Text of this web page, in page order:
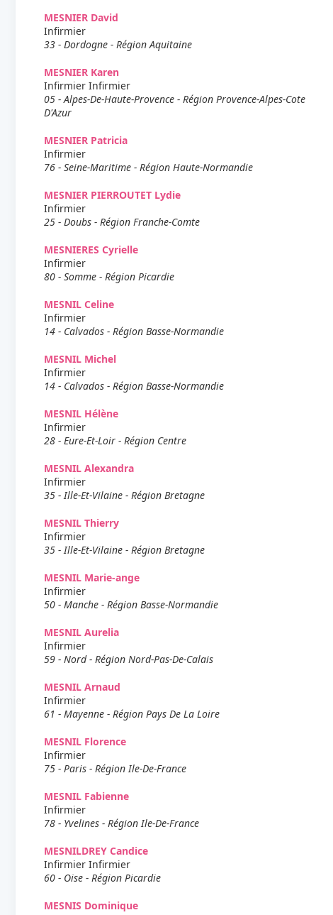
MESNIER David
Infirmier
33 - Dordogne - Région Aquitaine
MESNIER Karen
Infirmier Infirmier
05 - Alpes-De-Haute-Provence - Région Provence-Alpes-Cote
D'Azur
MESNIER Patricia
Infirmier
76 - Seine-Maritime - Région Haute-Normandie
MESNIER PIERROUTET Lydie
Infirmier
25 - Doubs - Région Franche-Comte
MESNIERES Cyrielle
Infirmier
80 - Somme - Région Picardie
MESNIL Celine
Infirmier
14 - Calvados - Région Basse-Normandie
MESNIL Michel
Infirmier
14 - Calvados - Région Basse-Normandie
MESNIL Hélène
Infirmier
28 - Eure-Et-Loir - Région Centre
MESNIL Alexandra
Infirmier
35 - Ille-Et-Vilaine - Région Bretagne
MESNIL Thierry
Infirmier
35 - Ille-Et-Vilaine - Région Bretagne
MESNIL Marie-ange
Infirmier
50 - Manche - Région Basse-Normandie
MESNIL Aurelia
Infirmier
59 - Nord - Région Nord-Pas-De-Calais
MESNIL Arnaud
Infirmier
61 - Mayenne - Région Pays De La Loire
MESNIL Florence
Infirmier
75 - Paris - Région Ile-De-France
MESNIL Fabienne
Infirmier
78 - Yvelines - Région Ile-De-France
MESNILDREY Candice
Infirmier Infirmier
60 - Oise - Région Picardie
MESNIS Dominique